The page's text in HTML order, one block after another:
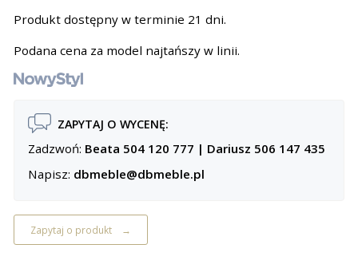
Produkt dostępny w terminie 21 dni.
Podana cena za model najtańszy w linii.
ZAPYTAJ O WYCENĘ:
Zadzwoń: Beata 504 120 777 | Dariusz 506 147 435
Napisz: dbmeble@dbmeble.pl
Zapytaj o produkt